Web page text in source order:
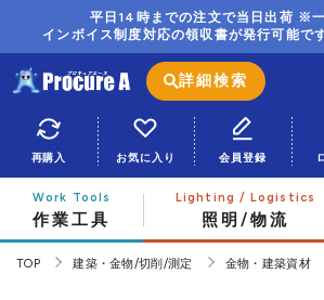
平日14時までの注文で当日出荷 ※
インボイス制度対応の領収書が発行可能で
詳細検索
再購入 お気に入り 会員登録
作業工具 照明/物流
TOP 建築・金物/切削/測定 金物・建築資材